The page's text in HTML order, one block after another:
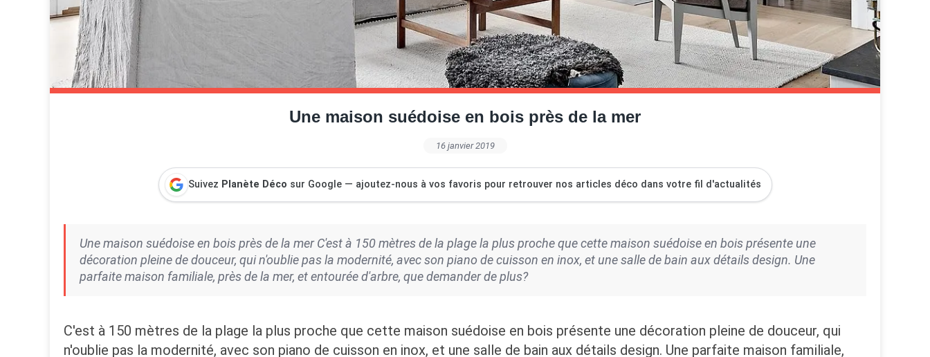
Une maison suédoise en bois près de la mer
16 janvier 2019
Suivez Planète Déco sur Google — ajoutez-nous à vos favoris pour retrouver nos articles déco dans votre fil d'actualités
Une maison suédoise en bois près de la mer C'est à 150 mètres de la plage la plus proche que cette maison suédoise en bois présente une
décoration pleine de douceur, qui n'oublie pas la modernité, avec son piano de cuisson en inox, et une salle de bain aux détails design. Une
parfaite maison familiale, près de la mer, et entourée d'arbre, que demander de plus?
C'est à 150 mètres de la plage la plus proche que cette maison suédoise en bois présente une décoration pleine de douceur, qui
n'oublie pas la modernité, avec son piano de cuisson en inox, et une salle de bain aux détails design. Une parfaite maison familiale,